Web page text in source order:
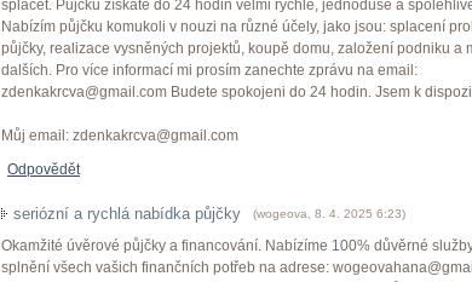
splácet. Půjčku získáte do 24 hodin velmi rychle, jednoduše a
Nabízím půjčku komukoli v nouzi na různé účely, jako jsou: splacení
půjčky, realizace vysněných projektů, koupě domu, založení podniku a
dalších. Pro více informací mi prosím zanechte zprávu na email:
zdenkakrcva@gmail.com Budete spokojeni do 24 hodin. Jsem k
Můj email: zdenkakrcva@gmail.com
Odpovědět
seriózní a rychlá nabídka půjčky (wogeova 8. 4. 2025 6:23)
Okamžité úvěrové půjčky a financování. Nabízíme 100% důvěrné
splnění všech vašich finančních potřeb na adrese: